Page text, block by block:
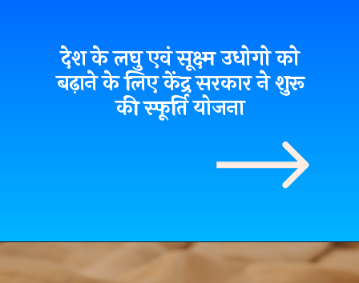
देश के लघु एवं सूक्ष्म उधोगो को
बढ़ाने के लिए केंद्र सरकार ने शुरू
की स्फूर्ति योजना